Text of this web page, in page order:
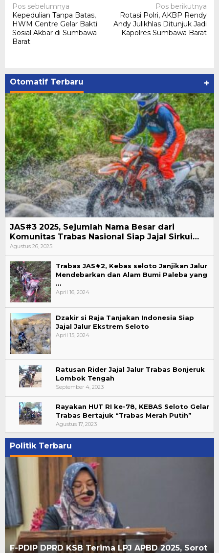
Navigasi
pos
Pos sebelumnya
Kepedulian Tanpa Batas,
HWM Centre Gelar Bakti
Sosial Akbar di Sumbawa
Barat
Pos berikutnya
Rotasi Polri, AKBP Rendy
Andy Julikhlas Ditunjuk Jadi
Kapolres Sumbawa Barat
Otomatif Terbaru +
JAS#3 2025, Sejumlah Nama Besar dari
Komunitas Trabas Nasional Siap Jajal Sirkui…
Agustus 26, 2025
Trabas JAS#2, Kebas seloto Janjikan Jalur
Mendebarkan dan Alam Bumi Paleba yang
…
April 16, 2024
Dzakir si Raja Tanjakan Indonesia Siap
Jajal Jalur Ekstrem Seloto
April 15, 2024
Ratusan Rider Jajal Jalur Trabas Bonjeruk
Lombok Tengah
September 4, 2023
Rayakan HUT RI ke-78, KEBAS Seloto Gelar
Trabas Bertajuk “Trabas Merah Putih”
Agustus 17, 2023
Politik Terbaru
F-PDIP DPRD KSB Terima LPJ APBD 2025, Sorot